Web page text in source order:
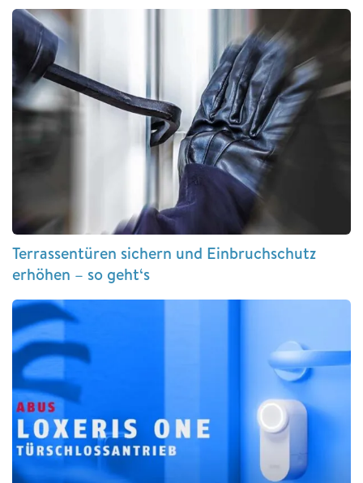
Terrassentüren sichern und Einbruchschutz
erhöhen – so geht‘s